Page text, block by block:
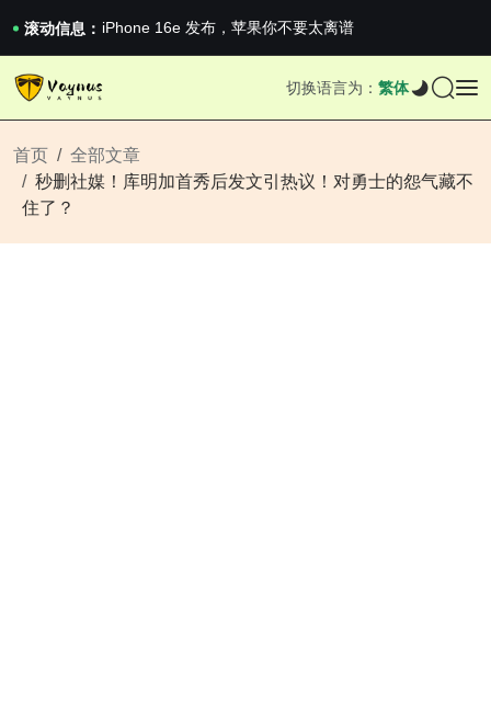
滚动信息： iPhone 16e 发布，苹果你不要太离谱
2026澳网男单收官：全满贯对上全满亚，德约...
《巅峰守卫 Highguard》正式上线，官...
切换语言为： 繁体
首页
全部文章
秒删社媒！库明加首秀后发文引热议！对勇士的怨气藏不
住了？